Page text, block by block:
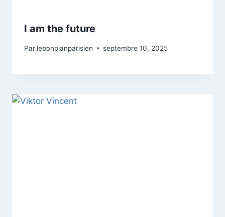
I am the future
Par lebonplanparisien septembre 10, 2025